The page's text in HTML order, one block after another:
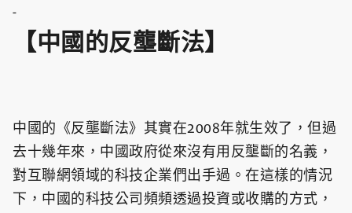
-
【中國的反壟斷法】
中國的《反壟斷法》其實在2008年就生效了，但過
去十幾年來，中國政府從來沒有用反壟斷的名義，
對互聯網領域的科技企業們出手過。在這樣的情況
下，中國的科技公司頻頻透過投資或收購的方式，